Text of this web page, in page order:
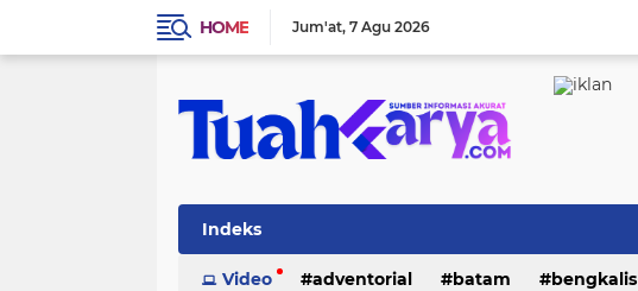
HOME Jum'at 7 Agu 2026
Indeks
Video adventorial batam bengkalis